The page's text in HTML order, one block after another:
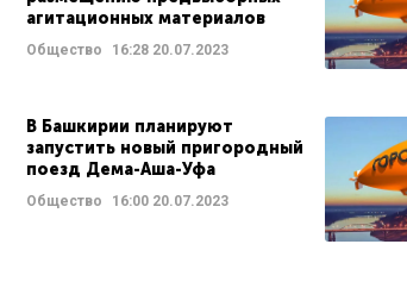
агитационных материалов
Общество 16:28 20.07.2023
В Башкирии планируют
запустить новый пригородный
поезд Дема-Аша-Уфа
Общество 16:00 20.07.2023